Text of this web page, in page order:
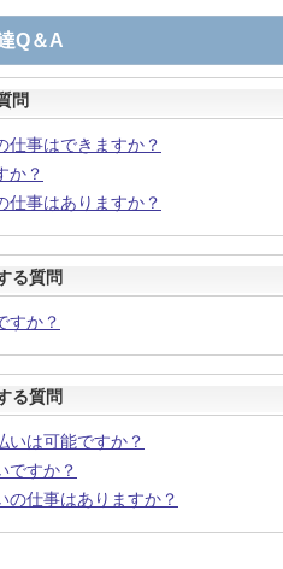
Q＆A
問
仕事はできますか？
か？
仕事はありますか？
る質問
すか？
る質問
いは可能ですか？
ですか？
の仕事はありますか？